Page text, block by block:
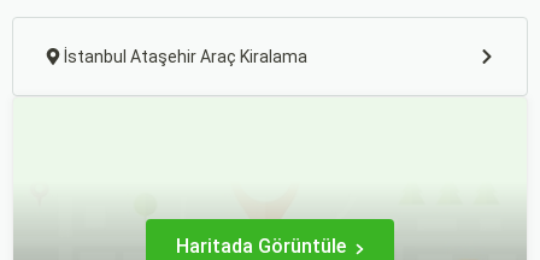
İstanbul Ataşehir Araç Kiralama
Haritada Görüntüle